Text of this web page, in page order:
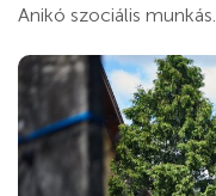
Anikó szociális munkás.